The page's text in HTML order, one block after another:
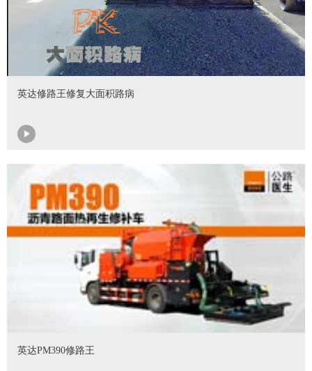
英达修路王修复大面积路病
英达PM390修路王